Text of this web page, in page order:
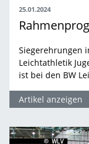
25.01.2024
Siegerehrungen
Leichtathletik
ist bei den BW
Artikel anzeigen